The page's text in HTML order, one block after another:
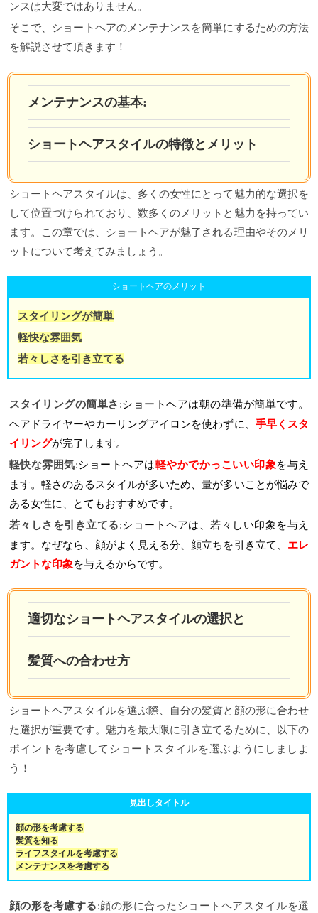
ンスは大変ではありません。
そこで、ショートヘアのメンテナンスを簡単にするための方法
を解説させて頂きます！
メンテナンスの基本:
ショートヘアスタイルの特徴とメリット
ショートヘアスタイルは、多くの女性にとって魅力的な選択を
して位置づけられており、数多くのメリットと魅力を持ってい
ます。この章では、ショートヘアが魅了される理由やそのメリ
ットについて考えてみましょう。
ショートヘアのメリット
スタイリングが簡単
軽快な雰囲気
若々しさを引き立てる
スタイリングの簡単さ :ショートヘアは朝の準備が簡単です。
ヘアドライヤーやカーリングアイロンを使わずに、 手早くスタ
イリングが完了します。
軽快な雰囲気:ショートヘアは軽やかでかっこいい印象を与え
ます。軽さのあるスタイルが多いため、量が多いことが悩みで
ある女性に、とてもおすすめです。
若々しさを引き立てる:ショートヘアは、若々しい印象を与え
ます。なぜなら、顔がよく見える分、顔立ちを引き立て、 エレ
ガントな印象を与えるからです。
適切なショートヘアスタイルの選択と
髪質への合わせ方
ショートヘアスタイルを選ぶ際、自分の髪質と顔の形に合わせ
た選択が重要です。魅力を最大限に引き立てるために、以下の
ポイントを考慮してショートスタイルを選ぶようにしましよ
う！
見出しタイトル
顔の形を考慮する
髪質を知る
ライフスタイルを考慮する
メンテナンスを考慮する
顔の形を考慮する:顔の形に合ったショートヘアスタイルを選